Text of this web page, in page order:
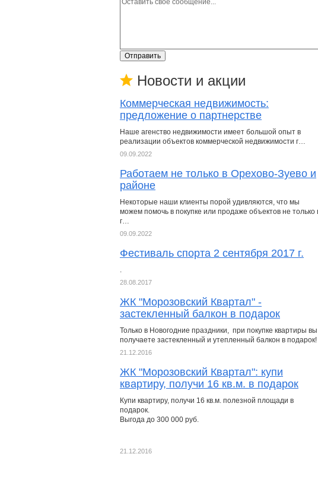
Отправить
Новости и акции
Коммерческая недвижимость:
предложение о партнерстве
Наше агенство недвижимости имеет большой опыт в
реализации объектов коммерческой недвижимости г…
09.09.2022
Работаем не только в Орехово-Зуево и
районе
Некоторые наши клиенты порой удивляются, что мы
можем помочь в покупке или продаже объектов не только
г…
09.09.2022
Фестиваль спорта 2 сентября 2017 г.
28.08.2017
ЖК "Морозовский Квартал" -
застекленный балкон в подарок
Только в Новогодние праздники, при покупке квартиры вы
получаете застекленный и утепленный балкон в подарок!
21.12.2016
ЖК "Морозовский Квартал": купи
квартиру, получи 16 кв.м. в подарок
Купи квартиру, получи 16 кв.м. полезной площади в
подарок.
Выгода до 300 000 руб.
21.12.2016